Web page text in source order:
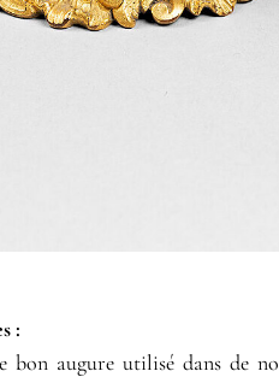
:​
bon augure utilisé dans